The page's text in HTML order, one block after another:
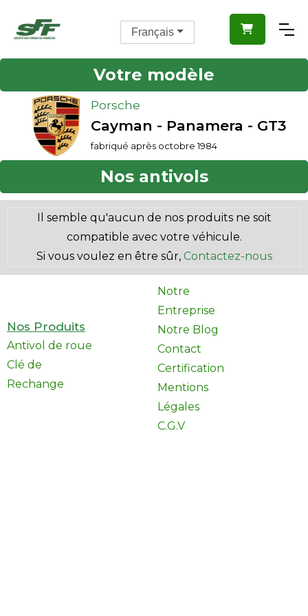

Votre modèle
Porsche
Cayman - Panamera - GT3
fabriqué après octobre 1984
Nos antivols
Il semble qu'aucun de nos produits ne soit
compatible avec votre véhicule.
Si vous voulez en être sûr, Contactez-nous
Nos Produits
Antivol de roue
Clé de
Rechange
Notre
Entreprise
Notre Blog
Contact
Certification
Mentions
Légales
C.G.V
Français